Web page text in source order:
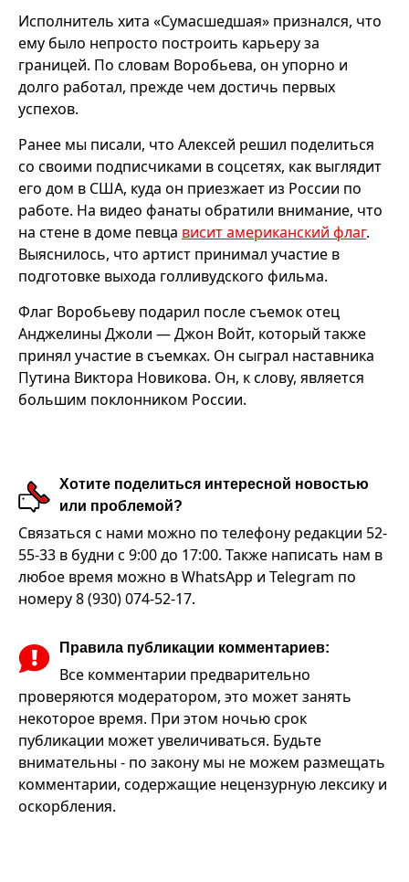
Исполнитель хита «Сумасшедшая» признался, что
ему было непросто построить карьеру за
границей. По словам Воробьева, он упорно и
долго работал, прежде чем достичь первых
успехов.
Ранее мы писали, что Алексей решил поделиться
со своими подписчиками в соцсетях, как выглядит
его дом в США, куда он приезжает из России по
работе. На видео фанаты обратили внимание, что
на стене в доме певца висит американский флаг.
Выяснилось, что артист принимал участие в
подготовке выхода голливудского фильма.
Флаг Воробьеву подарил после съемок отец
Анджелины Джоли — Джон Войт, который также
принял участие в съемках. Он сыграл наставника
Путина Виктора Новикова. Он, к слову, является
большим поклонником России.
Хотите поделиться интересной новостью
или проблемой?
Связаться с нами можно по телефону редакции 52-
55-33 в будни с 9:00 до 17:00. Также написать нам в
любое время можно в WhatsApp и Telegram по
номеру 8 (930) 074-52-17.
Правила публикации комментариев:
Все комментарии предварительно
проверяются модератором, это может занять
некоторое время. При этом ночью срок
публикации может увеличиваться. Будьте
внимательны - по закону мы не можем размещать
комментарии, содержащие нецензурную лексику и
оскорбления.